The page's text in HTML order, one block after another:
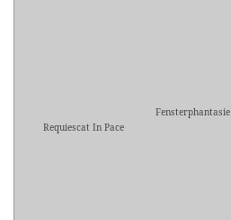
Requiescat In Pace
Fensterphantasie